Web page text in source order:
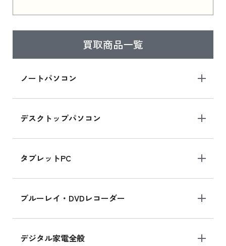
買取商品一覧
ノートパソコン
デスクトップパソコン
タブレットPC
ブルーレイ・DVDレコーダー
デジタル家電全般
はこちら
ら
iPad mini シリーズ 2024
iPad mini 8.3インチ の新品買取価格
iPhone 16 シリーズ
iPhone 16 の新品買取価格
iPad Air 11インチ シリーズ